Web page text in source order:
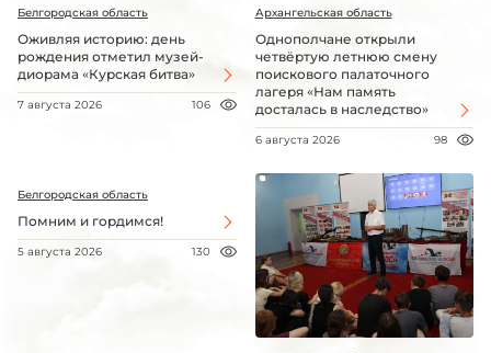
Белгородская область
Оживляя историю: день
рождения отметил музей-
диорама «Курская битва»
7 августа 2026 106
Архангельская область
Однополчане открыли
четвёртую летнюю смену
поискового палаточного
лагеря «Нам память
досталась в наследство»
6 августа 2026 98
Белгородская область
Помним и гордимся!
5 августа 2026 130